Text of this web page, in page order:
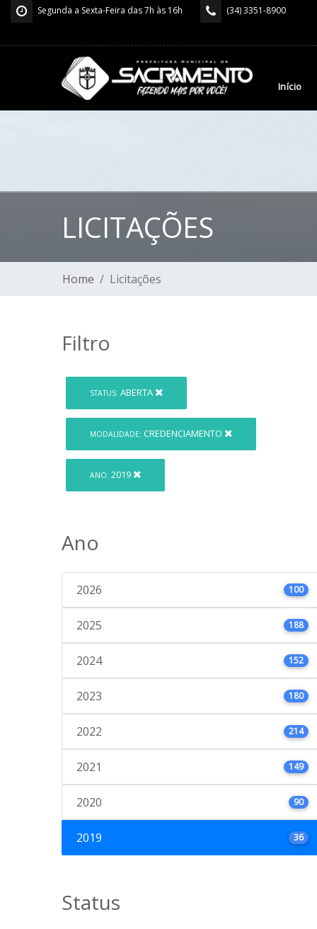
Segunda a Sexta-Feira das 7h às 16h (34) 3351-8900
Início
LICITAÇÕES
Home Licitações
Filtro
STATUS: ABERTA
MODALIDADE: CREDENCIAMENTO
ANO: 2019
Ano
2026 100
2025 188
2024 152
2023 180
2022 214
2021 149
2020 90
2019 36
Status